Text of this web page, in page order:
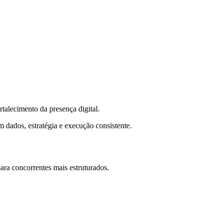
da presença digital.
estratégia e execução consistente.
concorrentes mais estruturados.